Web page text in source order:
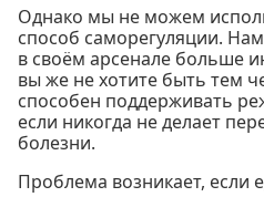
Однако мы не можем
способ саморегуляции.
в своём арсенале больше
вы же не хотите быть тем
способен поддерживать
если никогда не делает
болезни.
Проблема возникает, если